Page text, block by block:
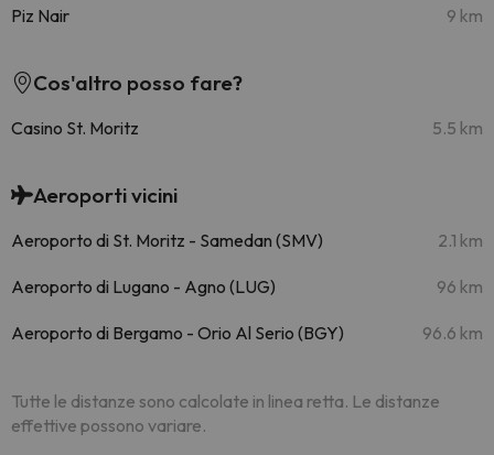
Piz Nair 9 km
Cos'altro posso fare?
Casino St. Moritz 5.5 km
Aeroporti vicini
Aeroporto di St. Moritz - Samedan (SMV) 2.1 km
Aeroporto di Lugano - Agno (LUG) 96 km
Aeroporto di Bergamo - Orio Al Serio (BGY) 96.6 km
Tutte le distanze sono calcolate in linea retta. Le distanze
effettive possono variare.